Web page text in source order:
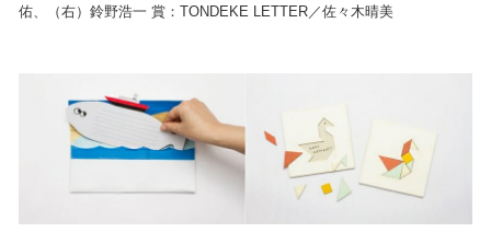
佑、（右）鈴野浩一 賞：TONDEKE LETTER／佐々木晴美